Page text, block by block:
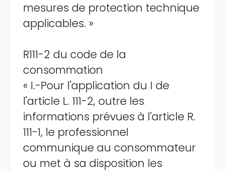
mesures de protection technique
applicables. »
R111-2 du code de la
consommation
« I.-Pour l'application du I de
l'article L. 111-2, outre les
informations prévues à l'article R.
111-1, le professionnel
communique au consommateur
ou met à sa disposition les